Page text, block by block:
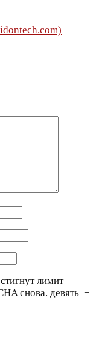
лимит
снова. девять −